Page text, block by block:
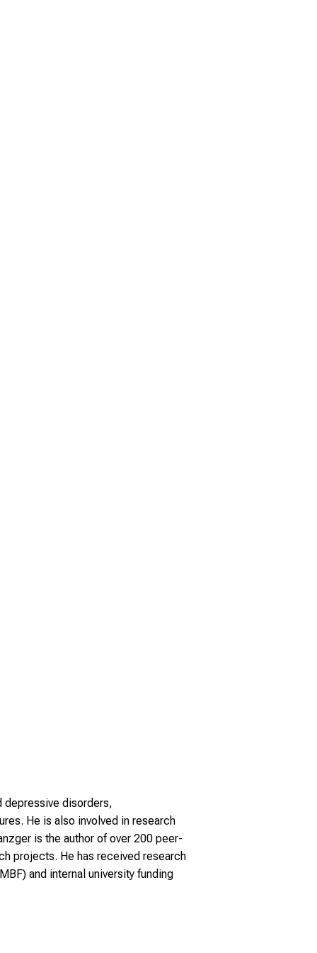
depressive disorders,
He is also involved in research
is the author of over 200 peer-
projects. He has received research
and internal university funding